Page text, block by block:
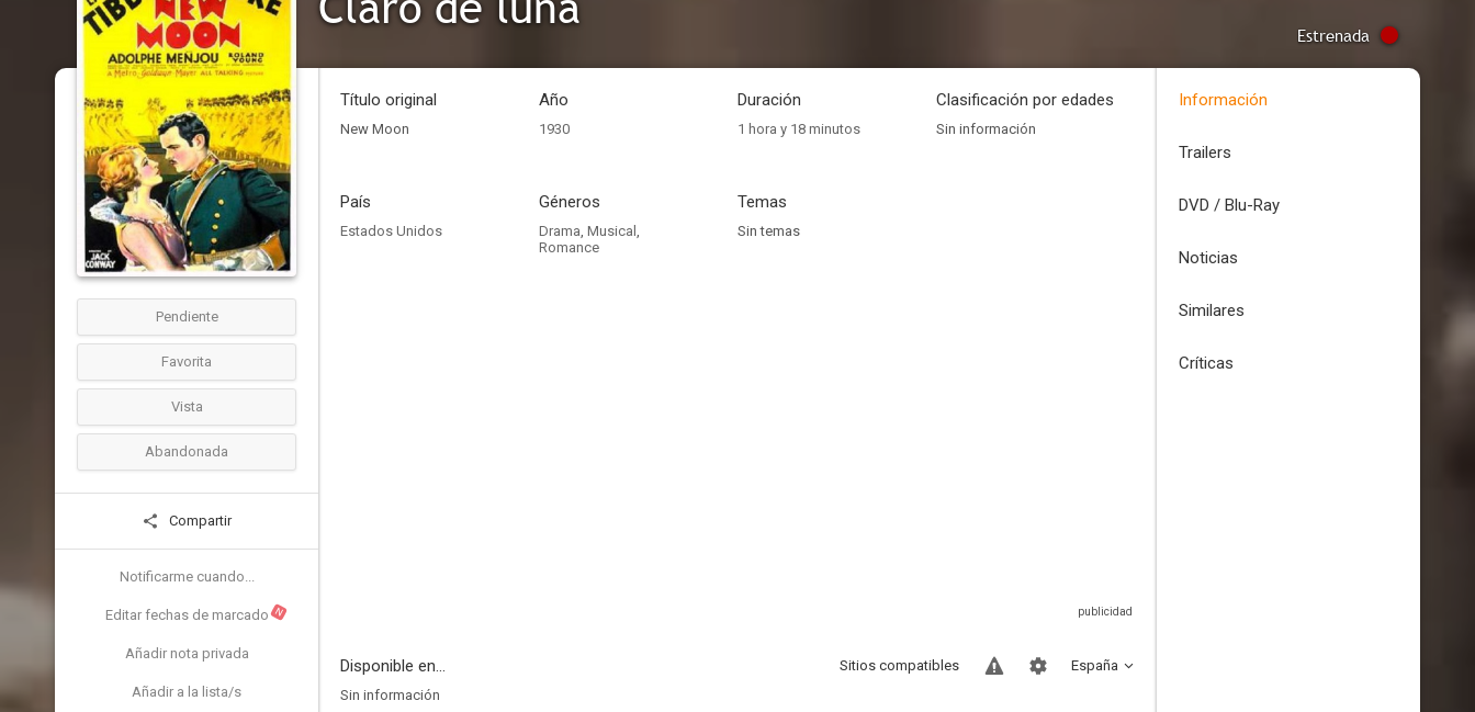
Estrenada
Pendiente
Favorita
Vista
Abandonada
Compartir
Notificarme cuando...
Editar fechas de marcado N
Añadir nota privada
Añadir a la lista/s
Título original
New Moon
Año
1930
Duración
1 hora y 18 minutos
Clasificación por edades
Sin información
País
Estados Unidos
Géneros
Drama, Musical ,
Romance
Temas
Sin temas
Disponible en... España
Sitios compatibles
Sin información
Información
Trailers
DVD / Blu-Ray
Noticias
Similares
Críticas